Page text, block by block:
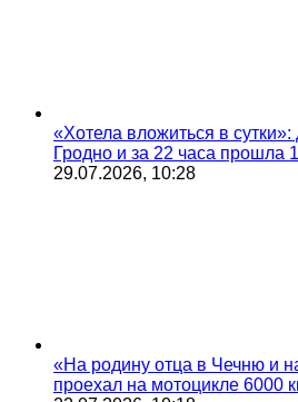
«Хотела вложиться в
Гродно и за 22 часа прошла
29.07.2026, 10:28
«На родину отца в Чечню и
проехал на мотоцикле 6000